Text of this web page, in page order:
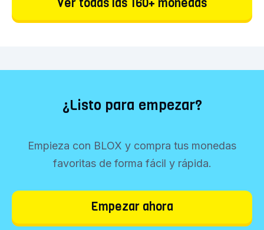
¿Listo para empezar?
Empieza con BLOX y compra tus monedas
favoritas de forma fácil y rápida.
Empezar ahora